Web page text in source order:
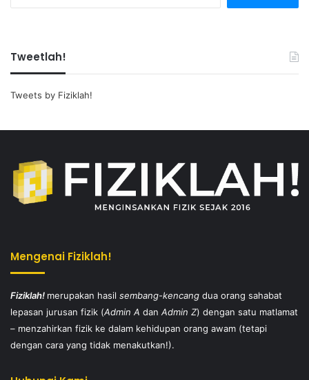
Tweetlah!
Tweets by Fiziklah!
Mengenai Fiziklah!
Fiziklah! merupakan hasil sembang-kencang dua orang sahabat
lepasan jurusan fizik (Admin A dan Admin Z) dengan satu matlamat
– menzahirkan fizik ke dalam kehidupan orang awam (tetapi
dengan cara yang tidak menakutkan!).